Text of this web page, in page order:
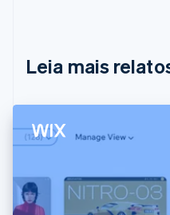
Leia mais
Bulgária
China continental
简体中文English
English
Croácia
Italiano